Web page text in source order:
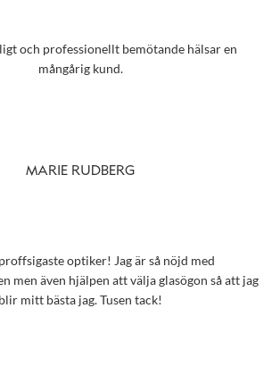
och professionellt bemötande hälsar en
mångårig kund.
MARIE RUDBERG
optiker! Jag är så nöjd med
men även hjälpen att välja glasögon så att jag
blir mitt bästa jag. Tusen tack!